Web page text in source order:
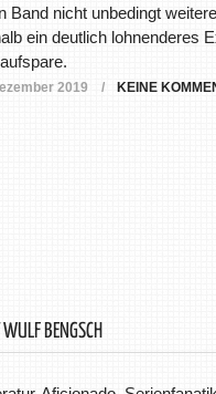
Band nicht unbedingt
ein deutlich lohnenderes
2019 KEINE
WULF BENGSCH